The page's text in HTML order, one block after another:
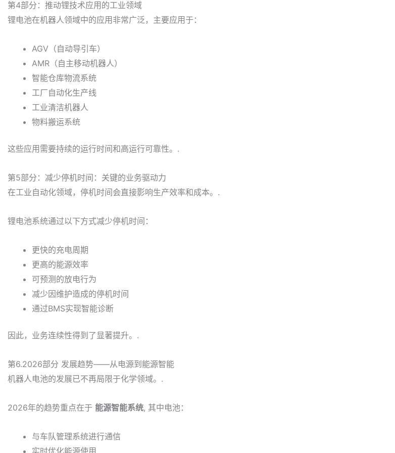
第4部分：推动锂技术应用的工业领域
锂电池在机器人领域中的应用非常广泛，主要应用于：
AGV（自动导引车）
AMR（自主移动机器人）
智能仓库物流系统
工厂自动化生产线
工业清洁机器人
物料搬运系统
这些应用需要持续的运行时间和高运行可靠性。.
第5部分：减少停机时间：关键的业务驱动力
在工业自动化领域，停机时间会直接影响生产效率和成本。.
锂电池系统通过以下方式减少停机时间：
更快的充电周期
更高的能源效率
可预测的放电行为
减少因维护造成的停机时间
通过BMS实现智能诊断
因此，业务连续性得到了显著提升。.
第6.2026部分 发展趋势——从电源到能源智能
机器人电池的发展已不再局限于化学领域。.
2026年的趋势重点在于 能源智能系统, 其中电池：
与车队管理系统进行通信